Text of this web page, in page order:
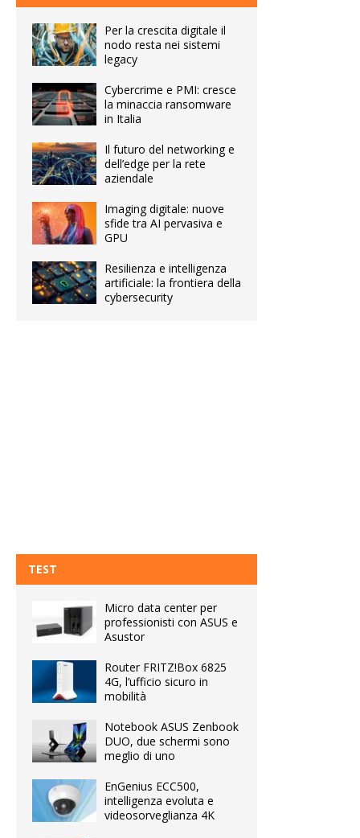
Per la crescita digitale il
nodo resta nei sistemi
legacy
Cybercrime e PMI: cresce
la minaccia ransomware
in Italia
Il futuro del networking e
dell’edge per la rete
aziendale
Imaging digitale: nuove
sfide tra AI pervasiva e
GPU
Resilienza e intelligenza
artificiale: la frontiera della
cybersecurity
TEST
Micro data center per
professionisti con ASUS e
Asustor
Router FRITZ!Box 6825
4G, l’ufficio sicuro in
mobilità
Notebook ASUS Zenbook
DUO, due schermi sono
meglio di uno
EnGenius ECC500,
intelligenza evoluta e
videosorveglianza 4K